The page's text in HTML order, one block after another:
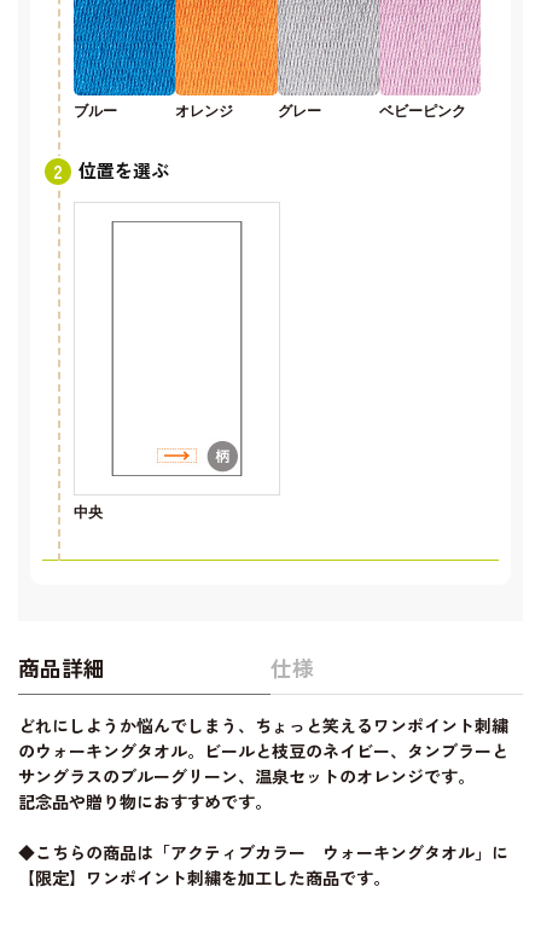
ブルー オレンジ グレー ベビーピンク
位置を選ぶ
中央
商品詳細 仕様
どれにしようか悩んでしまう、ちょっと笑えるワンポイント刺繍
のウォーキングタオル。ビールと枝豆のネイビー、タンブラーと
サングラスのブルーグリーン、温泉セットのオレンジです。
記念品や贈り物におすすめです。
◆こちらの商品は「アクティブカラー ウォーキングタオル」に
【限定】ワンポイント刺繍を加工した商品です。